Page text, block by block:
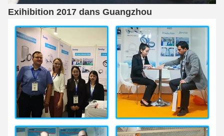
Exihibition 2017 dans Guangzhou